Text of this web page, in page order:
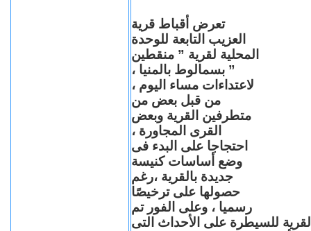
تعرض أقباط قرية
العزيب التابعة للوحدة
المحلية لقرية ” منقطين
” بسمالوط بالمنيا ،
لاعتداءات مساء اليوم ،
من قبل بعض من
متطرفين القرية وبعض
القرى المجاورة ،
احتجاجا على البدء فى
وضع أساسات كنيسة
جديدة بالقرية ،رغم
حصولها على ترخيصًا
رسميا ، وعلى الفور تم
للسيطرة على الأحداث التى